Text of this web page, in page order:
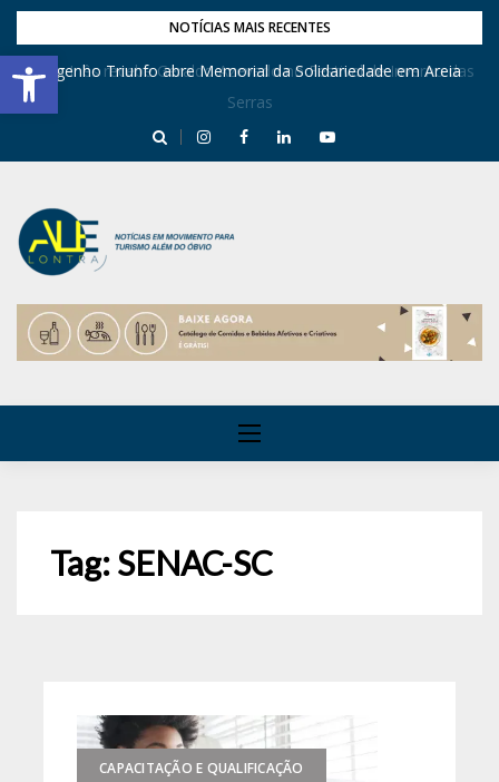
Barra de Ferramentas Aberta
NOTÍCIAS MAIS RECENTES
Dona Inês recebe Geraldo Azevedo no Festival de Inverno das
Serras
Engenho Triunfo abre Memorial da Solidariedade em Areia
Tag:SENAC-SC
CAPACITAÇÃO E QUALIFICAÇÃO